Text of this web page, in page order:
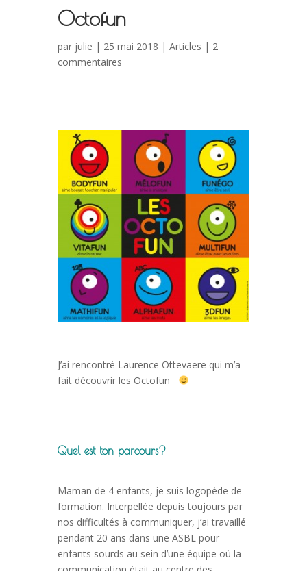
Octofun
par julie | 25 mai 2018 | Articles | 2
commentaires
J’ai rencontré Laurence Ottevaere qui m’a
fait découvrir les Octofun
Quel est ton parcours?
Maman de 4 enfants, je suis logopède de
formation. Interpellée depuis toujours par
nos difficultés à communiquer, j’ai travaillé
pendant 20 ans dans une ASBL pour
enfants sourds au sein d’une équipe où la